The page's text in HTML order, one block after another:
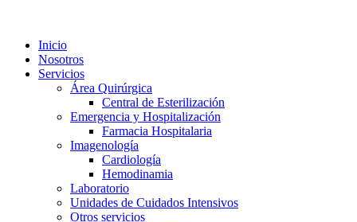
Inicio
Nosotros
Servicios
Área Quirúrgica
Central de Esterilización
Emergencia y Hospitalización
Farmacia Hospitalaria
Imagenología
Cardiología
Hemodinamia
Laboratorio
Unidades de Cuidados Intensivos
Otros servicios